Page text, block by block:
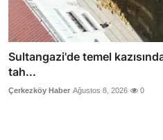
Sultangazi'de temel
tah...
Çerkezköy Haber Ağustos 8, 2026 0